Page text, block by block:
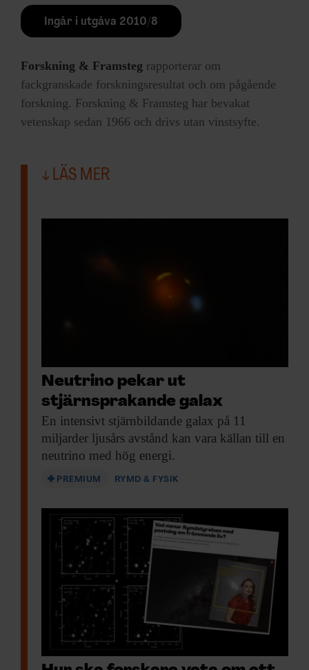
Ingår i utgåva 2010/8
Forskning & Framsteg rapporterar om
fackgranskade forskningsresultat och om pågående
forskning. Forskning & Framsteg har bevakat
vetenskap sedan 1966 och drivs utan vinstsyfte.
LÄS MER
Neutrino pekar ut
stjärnsprakande galax
En intensivt stjärnbildande galax på 11
miljarder ljusårs avstånd kan vara källan till en
neutrino med hög energi.
PREMIUM RYMD & FYSIK